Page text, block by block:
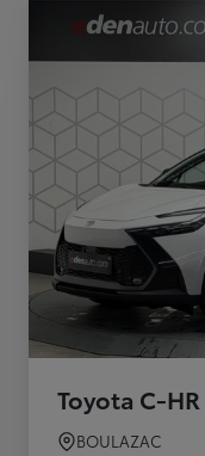
Toyota C-HR
BOULAZAC